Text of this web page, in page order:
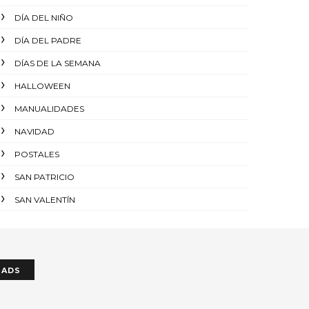
DÍA DEL NIÑO
DÍA DEL PADRE
DÍAS DE LA SEMANA
HALLOWEEN
MANUALIDADES
NAVIDAD
POSTALES
SAN PATRICIO
SAN VALENTÍN
ADS